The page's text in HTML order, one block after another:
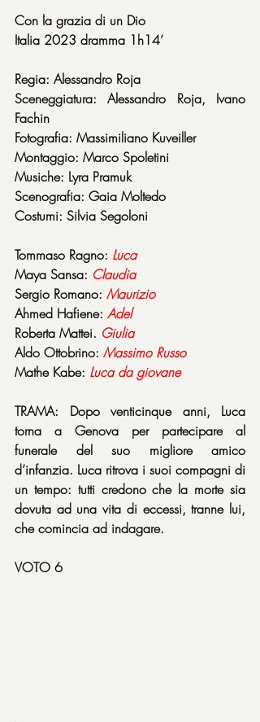
Con la grazia di un Dio
Italia 2023 dramma 1h14’
Regia: Alessandro Roja
Sceneggiatura: Alessandro Roja, Ivano
Fachin
Fotografia: Massimiliano Kuveiller
Montaggio: Marco Spoletini
Musiche: Lyra Pramuk
Scenografia: Gaia Moltedo
Costumi: Silvia Segoloni
Tommaso Ragno: Luca
Maya Sansa: Claudia
Sergio Romano: Maurizio
Ahmed Hafiene: Adel
Roberta Mattei. Giulia
Aldo Ottobrino: Massimo Russo
Mathe Kabe: Luca da giovane
TRAMA: Dopo venticinque anni, Luca
torna a Genova per partecipare al
funerale del suo migliore amico
d’infanzia. Luca ritrova i suoi compagni di
un tempo: tutti credono che la morte sia
dovuta ad una vita di eccessi, tranne lui,
che comincia ad indagare.
VOTO 6